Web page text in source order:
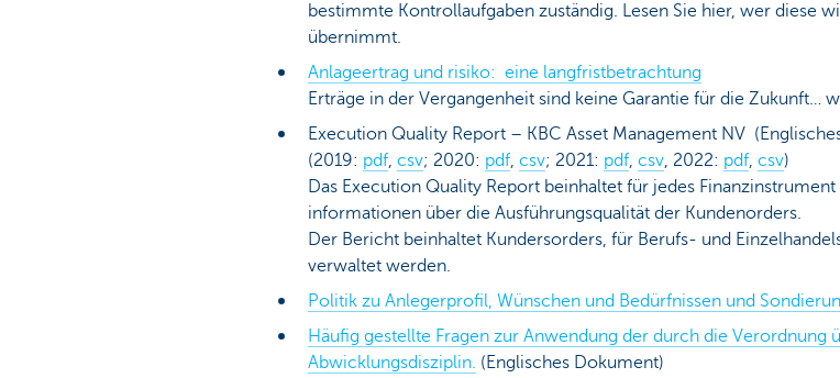
bestimmte Kontrollaufgaben zuständig. Lesen Sie hier, wer diese
übernimmt.
Anlageertrag und risiko: eine langfristbetrachtung
Erträge in der Vergangenheit sind keine Garantie für die Zukunft…
Execution Quality Report – KBC Asset Management NV
(2019: pdf, csv; 2020: pdf, csv; 2021: pdf, csv, 2022: pdf, csv)
Das Execution Quality Report beinhaltet für jedes
informationen über die Ausführungsqualität der Kundenorders.
Der Bericht beinhaltet Kundersorders, für Berufs- und
verwaltet werden.
Politik zu Anlegerprofil, Wünschen und Bedürfnissen und
Häufig gestellte Fragen zur Anwendung der durch die
Abwicklungsdisziplin. (Englisches Dokument)